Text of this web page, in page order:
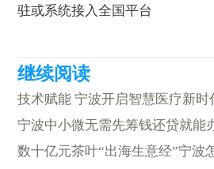
驻或系统接入全国平台
技术赋能 宁波开启智慧医疗新时
宁波中小微无需先筹钱还贷就能
数十亿元茶叶“出海生意经”宁波